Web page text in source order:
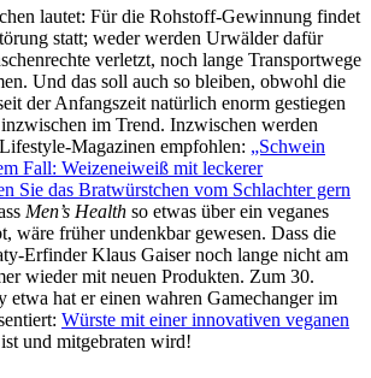
lautet: Für die Rohstoff-Gewinnung findet
statt; weder werden Urwälder dafür
verletzt, noch lange Transportwege
Und das soll auch so bleiben, obwohl die
der Anfangszeit natürlich enorm gestiegen
im Trend. Inzwischen werden
Magazinen empfohlen: „Schwein
Fall: Weizeneiweiß mit leckerer
Sie das Bratwürstchen vom Schlachter gern
Men’s Health so etwas über ein veganes
wäre früher undenkbar gewesen. Dass die
Erfinder Klaus Gaiser noch lange nicht am
wieder mit neuen Produkten. Zum 30.
etwa hat er einen wahren Gamechanger im
Würste mit einer innovativen veganen
und mitgebraten wird!